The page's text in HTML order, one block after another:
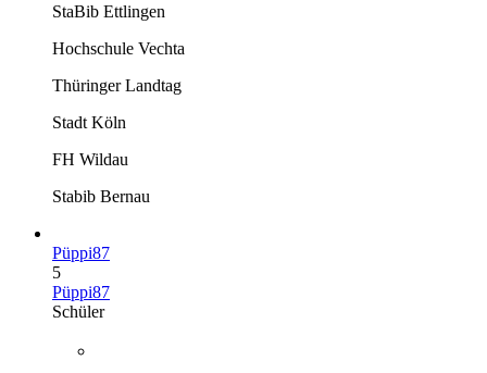
StaBib Ettlingen
Hochschule Vechta
Thüringer Landtag
Stadt Köln
FH Wildau
Stabib Bernau
Püppi87
5
Püppi87
Schüler